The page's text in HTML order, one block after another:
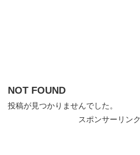
NOT FOUND
投稿が見つかりませんでした。
スポンサーリンク